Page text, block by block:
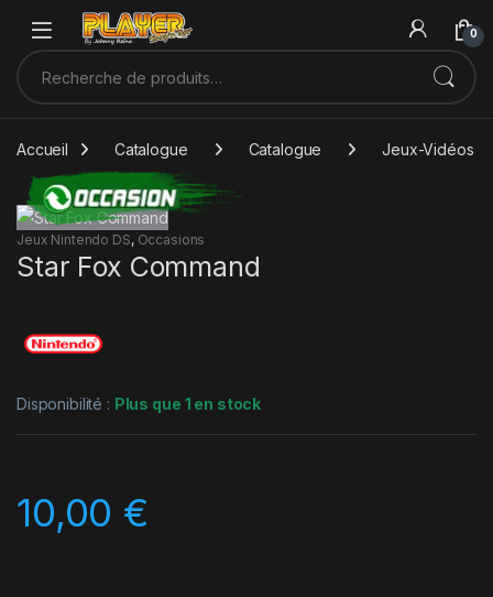
Sauter à la navigation
Skip to content
0
Recherche pour :
Accueil Catalogue Catalogue Jeux-Vidéos
Jeux Nintendo DS, Occasions
Star Fox Command
Disponibilité : Plus que 1 en stock
10,00 €